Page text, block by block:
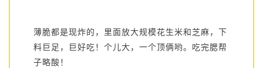
薄脆都是现炸的，里面放大规模花生米和芝麻，下
料巨足，巨好吃！个儿大，一个顶俩哟。吃完腮帮
子略酸！